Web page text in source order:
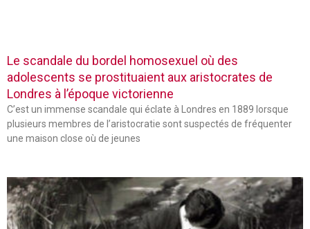
Le scandale du bordel homosexuel où des
adolescents se prostituaient aux aristocrates de
Londres à l’époque victorienne
C’est un immense scandale qui éclate à Londres en 1889 lorsque
plusieurs membres de l’aristocratie sont suspectés de fréquenter
une maison close où de jeunes